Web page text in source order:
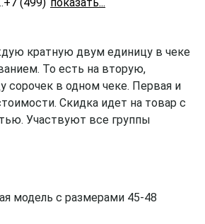
кратную двум единицу в чеке
То есть на вторую,
сорочек в одном чеке. Первая и
Скидка идет на товар с
Участвуют все группы
модель с размерами 45-48